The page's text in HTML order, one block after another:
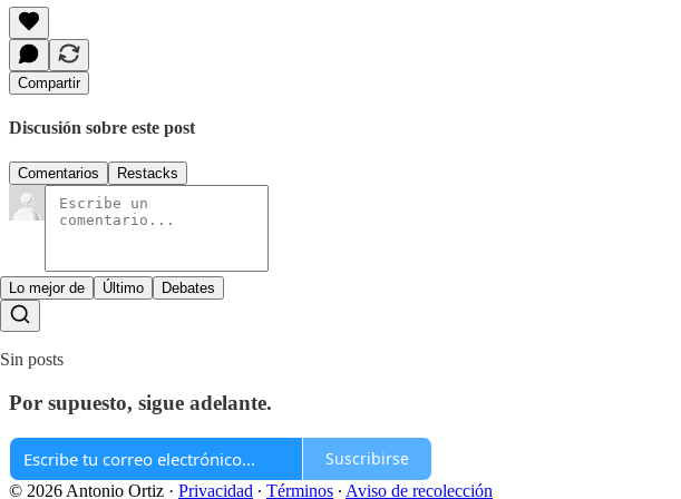
Compartir
Discusión sobre este post
Comentarios Restacks
Lo mejor de Último Debates
Sin posts
Por supuesto, sigue adelante.
Suscribirse
© 2026 Antonio Ortiz · Privacidad ∙ Términos ∙ Aviso de recolección